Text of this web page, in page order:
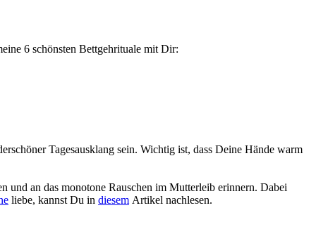
6 schönsten Bettgehrituale mit Dir:
Tagesausklang sein. Wichtig ist, dass Deine Hände warm
und an das monotone Rauschen im Mutterleib erinnern. Dabei
liebe, kannst Du in diesem Artikel nachlesen.